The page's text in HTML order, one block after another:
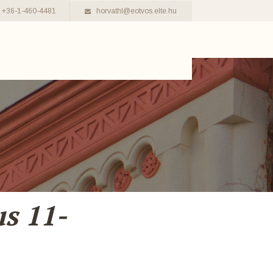
+36-1-460-4481 horvathl@eotvos.elte.hu
11-